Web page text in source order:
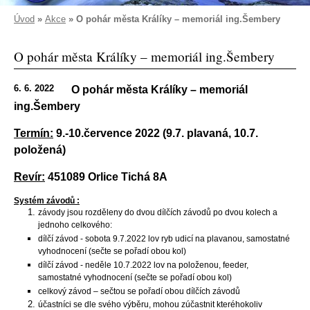
Úvod » Akce » O pohár města Králíky – memoriál ing.Šembery
O pohár města Králíky – memoriál ing.Šembery
6. 6. 2022
O pohár města Králíky – memoriál
ing.Šembery
Termín: 9.-10.července 2022 (9.7. plavaná, 10.7.
položená)
Revír: 451089 Orlice Tichá 8A
Systém závodů :
závody jsou rozděleny do dvou dílčích závodů po dvou kolech a
jednoho celkového:
dílčí závod - sobota 9.7.2022 lov ryb udicí na plavanou, samostatné
vyhodnocení (sečte se pořadí obou kol)
dílčí závod - neděle 10.7.2022 lov na položenou, feeder,
samostatné vyhodnocení (sečte se pořadí obou kol)
celkový závod – sečtou se pořadí obou dílčích závodů
účastníci se dle svého výběru, mohou zúčastnit kteréhokoliv